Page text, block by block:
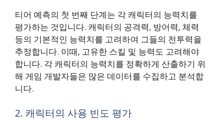
티어 예측의 첫 번째 단계는 각 캐릭터의 능력치를
평가하는 것입니다. 캐릭터의 공격력, 방어력, 체력
등의 기본적인 능력치를 고려하여 그들의 전투력을
추정합니다. 이때, 고유한 스킬 및 능력도 고려해야
합니다. 각 캐릭터의 능력치를 정확하게 산출하기 위
해 게임 개발자들은 많은 데이터를 수집하고 분석합
니다.
2. 캐릭터의 사용 빈도 평가